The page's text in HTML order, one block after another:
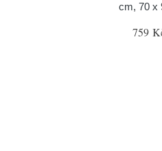
cm, 70 x
759